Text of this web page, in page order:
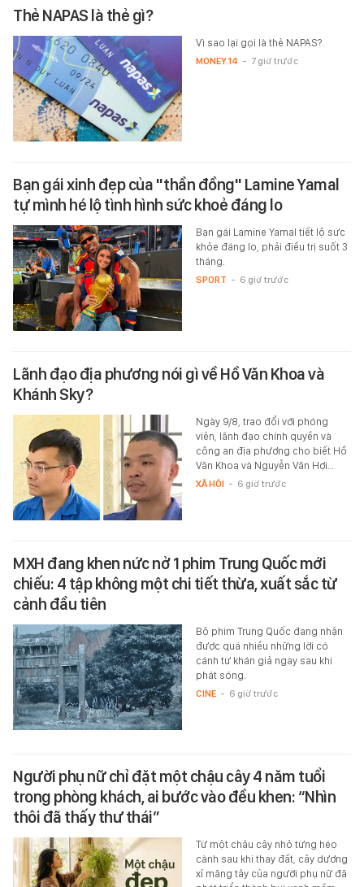
Thẻ NAPAS là thẻ gì?
Vì sao lại gọi là thẻ NAPAS?
MONEY.14 - 7 giờ trước
Bạn gái xinh đẹp của "thần đồng" Lamine Yamal
tự mình hé lộ tình hình sức khoẻ đáng lo
Bạn gái Lamine Yamal tiết lộ sức
khỏe đáng lo, phải điều trị suốt 3
tháng.
SPORT - 6 giờ trước
Lãnh đạo địa phương nói gì về Hồ Văn Khoa và
Khánh Sky?
Ngày 9/8, trao đổi với phóng
viên, lãnh đạo chính quyền và
công an địa phương cho biết Hồ
Văn Khoa và Nguyễn Văn Hợi…
XÃ HỘI - 6 giờ trước
MXH đang khen nức nở 1 phim Trung Quốc mới
chiếu: 4 tập không một chi tiết thừa, xuất sắc từ
cảnh đầu tiên
Bộ phim Trung Quốc đang nhận
được quá nhiều những lời có
cánh từ khán giả ngay sau khi
phát sóng.
CINE - 6 giờ trước
Người phụ nữ chỉ đặt một chậu cây 4 năm tuổi
trong phòng khách, ai bước vào đều khen: “Nhìn
thôi đã thấy thư thái”
Từ một chậu cây nhỏ từng héo
cành sau khi thay đất, cây dương
xỉ măng tây của người phụ nữ đã